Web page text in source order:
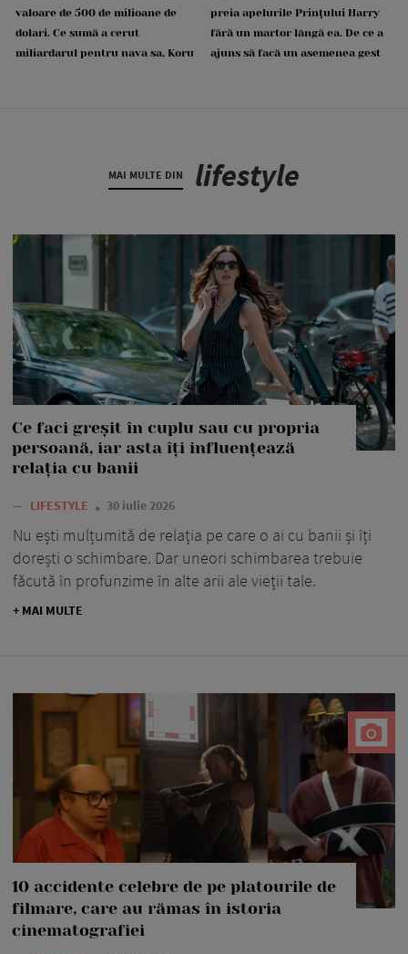
valoare de 500 de milioane de
dolari. Ce sumă a cerut
miliardarul pentru nava sa, Koru
preia apelurile Prințului Harry
fără un martor lângă ea. De ce a
ajuns să facă un asemenea gest
MAI MULTE DIN lifestyle
Ce faci greșit în cuplu sau cu propria
persoană, iar asta îți influențează
relația cu banii
— LIFESTYLE 30 iulie 2026
Nu ești mulțumită de relația pe care o ai cu banii și îți
dorești o schimbare. Dar uneori schimbarea trebuie
făcută în profunzime în alte arii ale vieții tale.
+ MAI MULTE
10 accidente celebre de pe platourile de
filmare, care au rămas în istoria
cinematografiei